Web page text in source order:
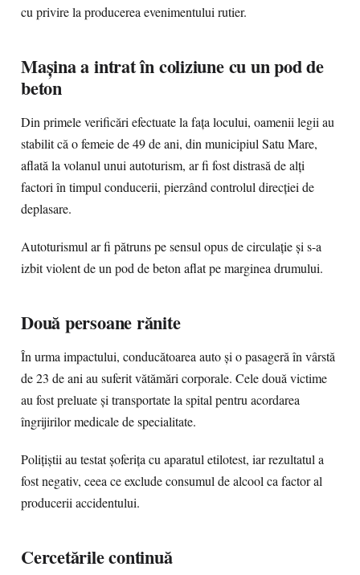
cu privire la producerea evenimentului rutier.
Mașina a intrat în coliziune cu un pod de
beton
Din primele verificări efectuate la fața locului, oamenii legii au
stabilit că o femeie de 49 de ani, din municipiul Satu Mare,
aflată la volanul unui autoturism, ar fi fost distrasă de alți
factori în timpul conducerii, pierzând controlul direcției de
deplasare.
Autoturismul ar fi pătruns pe sensul opus de circulație și s-a
izbit violent de un pod de beton aflat pe marginea drumului.
Două persoane rănite
În urma impactului, conducătoarea auto și o pasageră în vârstă
de 23 de ani au suferit vătămări corporale. Cele două victime
au fost preluate și transportate la spital pentru acordarea
îngrijirilor medicale de specialitate.
Polițiștii au testat șoferița cu aparatul etilotest, iar rezultatul a
fost negativ, ceea ce exclude consumul de alcool ca factor al
producerii accidentului.
Cercetările continuă